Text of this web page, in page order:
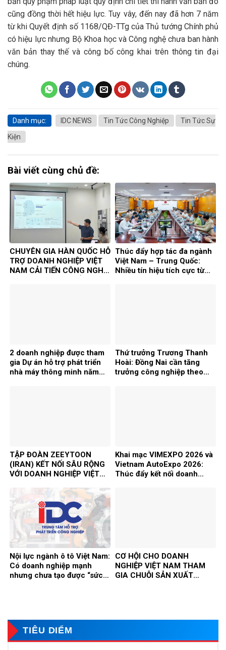
cũng đồng thời hết hiệu lực. Tuy vây, đến nay đã hơn 7 năm
từ khi Quyết định số 1168/QĐ-TTg của Thủ tướng Chính phủ
có hiệu lực nhưng Bộ Khoa học và Công nghệ chưa ban hành
văn bản thay thế và công bố công khai trên thông tin đại
chúng.
Danh mục: IDC NEWS Tin Tức Công Nghiệp
Tin Tức Sự
Kiện
Bài viết cùng chủ đề:
CHUYÊN GIA HÀN QUỐC HỖ
TRỢ DOANH NGHIỆP VIỆT
NAM CẢI TIẾN CÔNG NGHỆ
Thúc đẩy hợp tác đa ngành
Việt Nam – Trung Quốc:
Nhiều tín hiệu tích cực từ
2 doanh nghiệp được tham
gia Dự án hỗ trợ phát triển
nhà máy thông minh năm
Thứ trưởng Trương Thanh
Hoài: Đồng Nai cần tăng
trưởng công nghiệp theo
TẬP ĐOÀN ZEEYTOON
(IRAN) KẾT NỐI SÂU RỘNG
VỚI DOANH NGHIỆP VIỆT
TÁC ĐẦU TƯ VÀ THƯƠNG
MẠI SONG PHƯƠNG
Khai mạc VIMEXPO 2026 và
Vietnam AutoExpo 2026:
Thúc đẩy kết nối doanh
Nội lực ngành ô tô Việt Nam:
Có doanh nghiệp mạnh
nhưng chưa tạo được “sức
CƠ HỘI CHO DOANH
NGHIỆP VIỆT NAM THAM
GIA CHUỖI SẢN XUẤT
TIÊU DIỂM